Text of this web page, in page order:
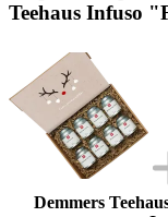
Teehaus Infuso
Demmers